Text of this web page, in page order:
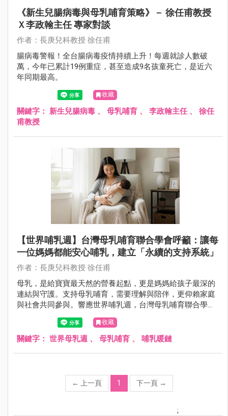
《新生兒腸病毒與母乳哺育策略》－ 徐任甫教授
Ｘ李政翰主任 專家對談
作者：長庚兒科教授 徐任甫
腸病毒警報！全台腸病毒疫情持續上升！每週就診人數破
萬，今年已累計19例重症，甚至造成9名孩童死亡，是近六
年同期最高。
收藏
關鍵字： 新生兒腸病毒 、 母乳哺育 、 李政翰主任 、 徐任
甫教授
【世界哺乳週】台灣母乳哺育聯合學會呼籲：讓每
一位媽媽都能安心哺乳，建立「永續的支持系統」
作者：長庚兒科教授 徐任甫
母乳，是給寶寶最天然的營養起點，更是媽媽給孩子最深的
連結與守護。支持母乳哺育，需要理解與陪伴，更仰賴家庭
與社會共同參與。響應世界哺乳週，台灣母乳哺育聯合學會
邀請各界攜手合作，讓哺乳的價值深入每個角落。
收藏
關鍵字： 世界母乳週 、 母乳哺育 、 哺乳暖鏈
← 上一頁 1 下一頁 →
;